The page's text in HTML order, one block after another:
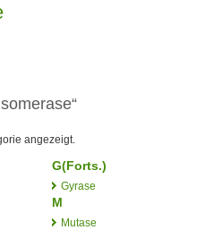
angezeigt.
G(Forts.)
Gyrase
M
Mutase